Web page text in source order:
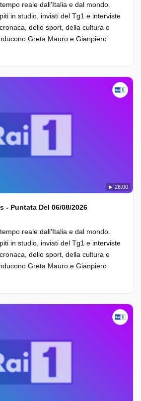
reale dall'Italia e dal mondo.
in studio, inviati del Tg1 e interviste
dello sport, della cultura e
Greta Mauro e Gianpiero
28:00
- Puntata Del 06/08/2026
reale dall'Italia e dal mondo.
in studio, inviati del Tg1 e interviste
dello sport, della cultura e
Greta Mauro e Gianpiero